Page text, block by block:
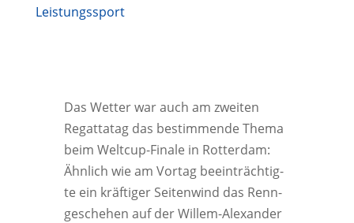
Leistungssport
Das Wet­ter war auch am zwei­ten
Regat­ta­tag das bestim­men­de The­ma
beim Welt­cup-Fina­le in Rot­ter­dam:
Ähn­lich wie am Vor­tag beein­träch­tig­
te ein kräf­ti­ger Sei­ten­wind das Renn­
ge­sche­hen auf der Wil­lem-Alex­an­der